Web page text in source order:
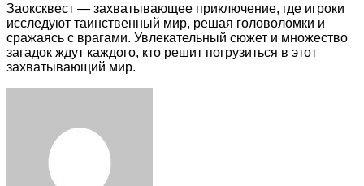
Заоксквест — захватывающее приключение, где игроки
исследуют таинственный мир, решая головоломки и
сражаясь с врагами. Увлекательный сюжет и множество
загадок ждут каждого, кто решит погрузиться в этот
захватывающий мир.